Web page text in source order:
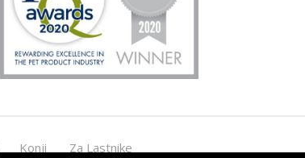
Konji Za Lastnike